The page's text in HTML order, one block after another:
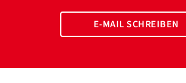
E-MAIL SCHREIBEN